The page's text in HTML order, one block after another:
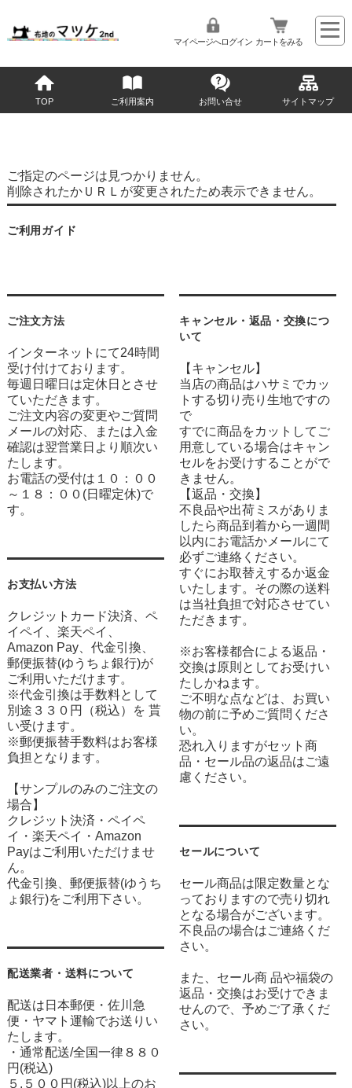
マイページへログイン カートをみる
TOP ご利用案内 お問い合せ サイトマップ
ご指定のページは見つかりません。
削除されたかＵＲＬが変更されたため表示できません。
ご利用ガイド
ご注文方法
インターネットにて24時間
受け付けております。
毎週日曜日は定休日とさせ
ていただきます。
ご注文内容の変更やご質問
メールの対応、または入金
確認は翌営業日より順次い
たします。
お電話の受付は１０：００
～１８：００(日曜定休)で
す。
お支払い方法
クレジットカード決済、ペ
イペイ、楽天ペイ、
Amazon Pay、代金引換、
郵便振替(ゆうちょ銀行)が
ご利用いただけます。
※代金引換は手数料として
別途３３０円（税込）を 貰
い受けます。
※郵便振替手数料はお客様
負担となります。
【サンプルのみのご注文の
場合】
クレジット決済・ペイペ
イ・楽天ペイ・Amazon
Payはご利用いただけませ
ん。
代金引換、郵便振替(ゆうち
ょ銀行)をご利用下さい。
配送業者・送料について
配送は日本郵便・佐川急
便・ヤマト運輸でお送りい
たします。
・通常配送/全国一律８８０
円(税込)
５,５００円(税込)以上のお
キャンセル・返品・交換につ
いて
【キャンセル】
当店の商品はハサミでカッ
トする切り売り生地ですの
で
すでに商品をカットしてご
用意している場合はキャン
セルをお受けすることがで
きません。
【返品・交換】
不良品や出荷ミスがありま
したら商品到着から一週間
以内にお電話かメールにて
必ずご連絡ください。
すぐにお取替えするか返金
いたします。その際の送料
は当社負担で対応させてい
ただきます。
※お客様都合による返品・
交換は原則としてお受けい
たしかねます。
ご不明な点などは、お買い
物の前に予めご質問くださ
い。
恐れ入りますがセット商
品・セール品の返品はご遠
慮ください。
セールについて
セール商品は限定数量とな
っておりますので売り切れ
となる場合がございます。
不良品の場合はご連絡くだ
さい。
また、セール商 品や福袋の
返品・交換はお受けできま
せんので、予めご了承くだ
さい。